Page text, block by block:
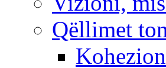
Qëllimet